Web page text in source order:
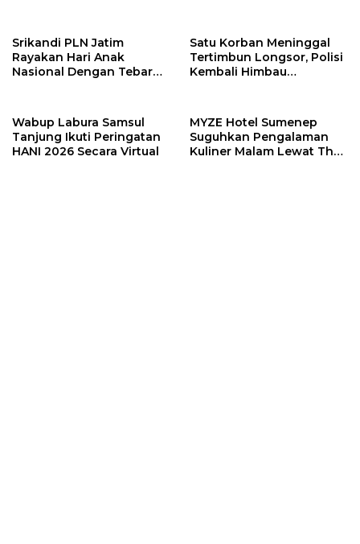
Srikandi PLN Jatim
Rayakan Hari Anak
Nasional Dengan Tebar
Satu Korban Meninggal
Tertimbun Longsor, Polisi
Kembali Himbau
Wabup Labura Samsul
Tanjung Ikuti Peringatan
HANI 2026 Secara Virtual
MYZE Hotel Sumenep
Suguhkan Pengalaman
Kuliner Malam Lewat The